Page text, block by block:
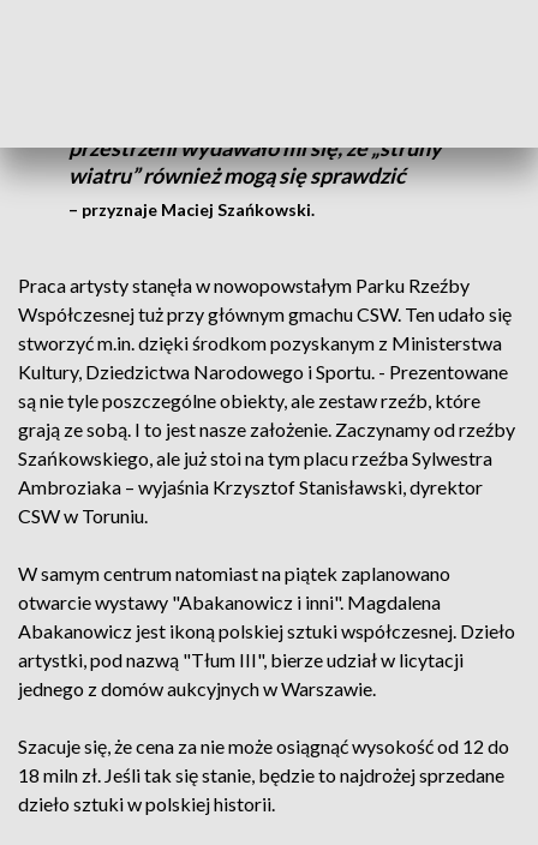
przestrzeni wydawało mi się, że „struny
wiatru” również mogą się sprawdzić
– przyznaje Maciej Szańkowski.
Praca artysty stanęła w nowopowstałym Parku Rzeźby
Współczesnej tuż przy głównym gmachu CSW. Ten udało się
stworzyć m.in. dzięki środkom pozyskanym z Ministerstwa
Kultury, Dziedzictwa Narodowego i Sportu. - Prezentowane
są nie tyle poszczególne obiekty, ale zestaw rzeźb, które
grają ze sobą. I to jest nasze założenie. Zaczynamy od rzeźby
Szańkowskiego, ale już stoi na tym placu rzeźba Sylwestra
Ambroziaka – wyjaśnia Krzysztof Stanisławski, dyrektor
CSW w Toruniu.
W samym centrum natomiast na piątek zaplanowano
otwarcie wystawy "Abakanowicz i inni". Magdalena
Abakanowicz jest ikoną polskiej sztuki współczesnej. Dzieło
artystki, pod nazwą "Tłum III", bierze udział w licytacji
jednego z domów aukcyjnych w Warszawie.
Szacuje się, że cena za nie może osiągnąć wysokość od 12 do
18 miln zł. Jeśli tak się stanie, będzie to najdrożej sprzedane
dzieło sztuki w polskiej historii.